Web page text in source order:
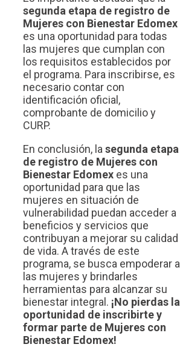
segunda etapa de registro de
Mujeres con Bienestar Edomex
es una oportunidad para todas
las mujeres que cumplan con
los requisitos establecidos por
el programa. Para inscribirse, es
necesario contar con
identificación oficial,
comprobante de domicilio y
CURP.
En conclusión, la segunda etapa
de registro de Mujeres con
Bienestar Edomex es una
oportunidad para que las
mujeres en situación de
vulnerabilidad puedan acceder a
beneficios y servicios que
contribuyan a mejorar su calidad
de vida. A través de este
programa, se busca empoderar a
las mujeres y brindarles
herramientas para alcanzar su
bienestar integral. ¡No pierdas la
oportunidad de inscribirte y
formar parte de Mujeres con
Bienestar Edomex!